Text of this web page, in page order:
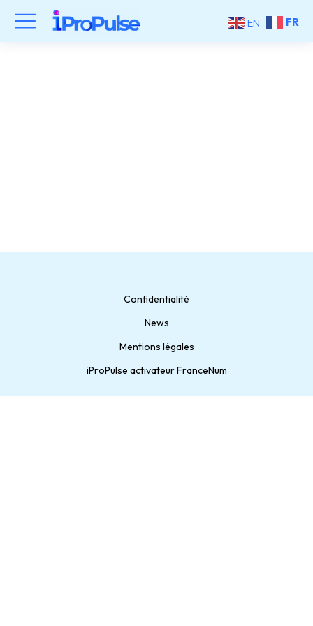
Confidentialité
News
Mentions légales
iProPulse activateur FranceNum
EN FR